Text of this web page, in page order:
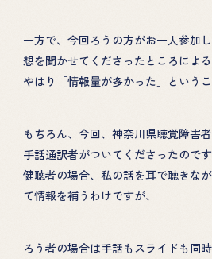
HOME
TOPICS
DONATION
GOODS
性
絵
一方で、今回ろうの方がお一人参加
想を聞かせてくださったところによる
やはり「情報量が多かった」というこ
もちろん、今回、神奈川県聴覚障害
手話通訳者がついてくださったのです
健聴者の場合、私の話を耳で聴きな
て情報を補うわけですが、
ろう者の場合は手話もスライドも同